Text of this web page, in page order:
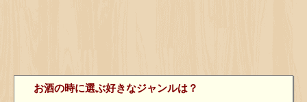
お酒の時に選ぶ好きなジャンルは？